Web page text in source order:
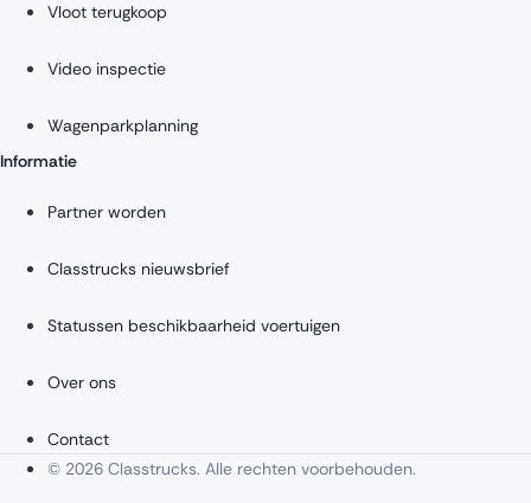
Vloot terugkoop
Video inspectie
Wagenparkplanning
Informatie
Partner worden
Classtrucks nieuwsbrief
Statussen beschikbaarheid voertuigen
Over ons
Contact
© 2026 Classtrucks. Alle rechten voorbehouden.